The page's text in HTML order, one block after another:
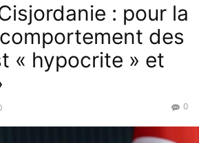
: pour la
des
« hypocrite » et
0